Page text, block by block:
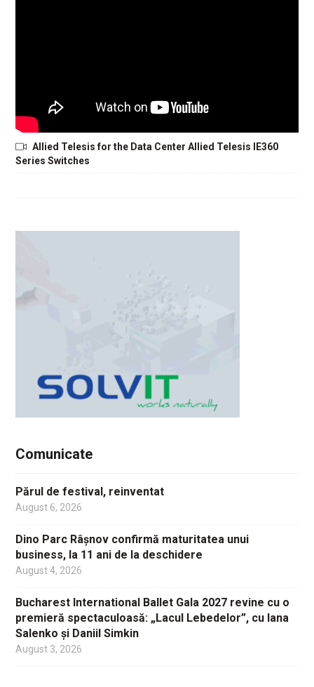
Allied Telesis for the Data Center Allied Telesis IE360
Series Switches
Comunicate
Părul de festival, reinventat
August 6, 2026
Dino Parc Râșnov confirmă maturitatea unui
business, la 11 ani de la deschidere
August 4, 2026
Bucharest International Ballet Gala 2027 revine cu o
premieră spectaculoasă: „Lacul Lebedelor”, cu Iana
Salenko și Daniil Simkin
August 3, 2026